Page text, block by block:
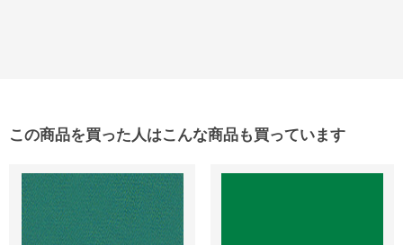
この商品を買った人はこんな商品も買っています